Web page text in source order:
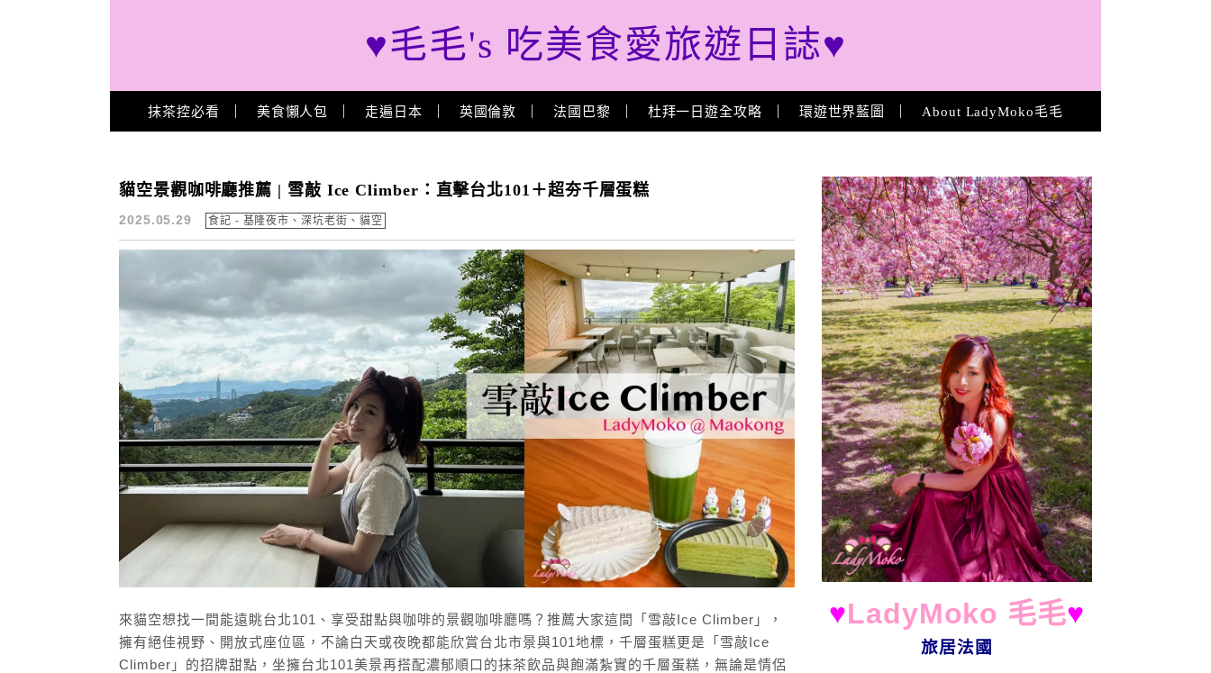
♥毛毛's 吃美食愛旅遊日誌♥
Main Menu
抹茶控必看 美食懶人包 走遍日本 英國倫敦 法國巴黎 杜拜一日遊全攻略 環遊世界藍圖 About LadyMoko毛毛
貓空景觀餐廳
貓空景觀咖啡廳推薦 | 雪敲 Ice Climber：直擊台北101＋超夯千層蛋糕
2025.05.29 食記 - 基隆夜市、深坑老街、貓空
來貓空想找一間能遠眺台北101、享受甜點與咖啡的景觀咖啡廳嗎？推薦大家這間「雪敲Ice Climber」，
擁有絕佳視野、開放式座位區，不論白天或夜晚都能欣賞台北市景與101地標，千層蛋糕更是「雪敲Ice
Climber」的招牌甜點，坐擁台北101美景再搭配濃郁順口的抹茶飲品與飽滿紮實的千層蛋糕，無論是情侶
About
♥LadyMoko 毛毛♥
旅居法國